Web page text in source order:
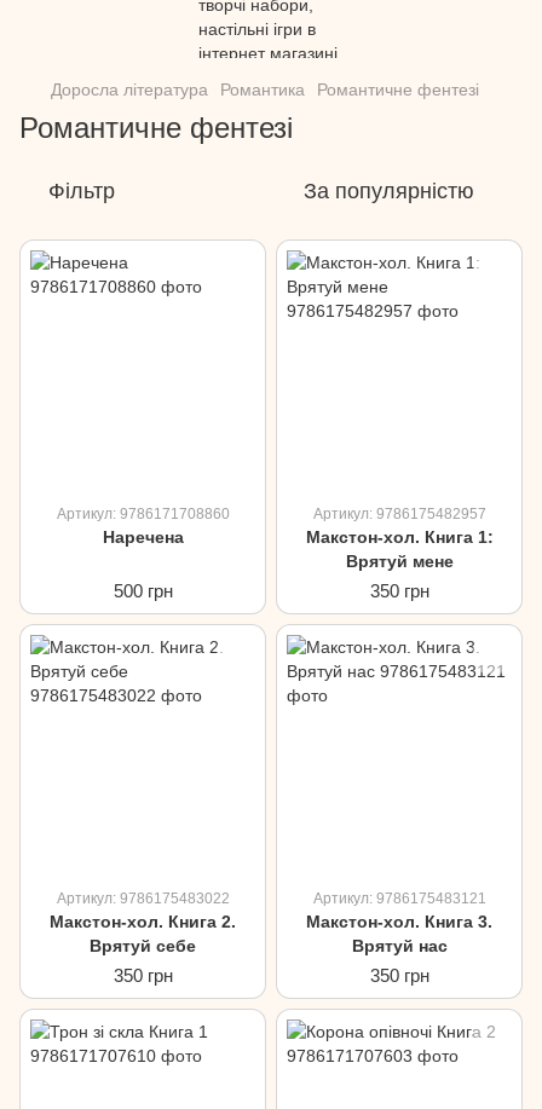
Доросла література Романтика Романтичне фентезі
Романтичне фентезі
Фільтр За популярністю
Артикул: 9786171708860
Наречена
500 грн
Артикул: 9786175482957
Макстон-хол. Книга 1:
Врятуй мене
350 грн
Артикул: 9786175483022
Макстон-хол. Книга 2.
Врятуй себе
350 грн
Артикул: 9786175483121
Макстон-хол. Книга 3.
Врятуй нас
350 грн